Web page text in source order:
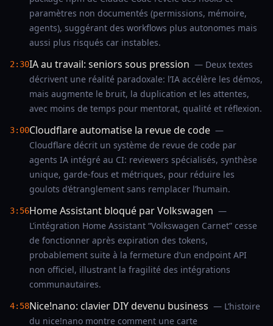
paramètres non documentés (permissions, mémoire,
agents), suggérant des workflows plus autonomes mais
aussi plus risqués car instables.
2:30IA au travail: seniors sous pression — Deux textes
décrivent une réalité paradoxale: l’IA accélère les démos,
mais augmente le bruit, la duplication et les attentes,
avec moins de temps pour mentorat, qualité et réflexion.
3:00Cloudflare automatise la revue de code —
Cloudflare décrit un système de revue de code par
agents IA intégré au CI: reviewers spécialisés, synthèse
unique, garde-fous et métriques, pour réduire les
goulots d’étranglement sans remplacer l’humain.
3:56Home Assistant bloqué par Volkswagen —
L’intégration Home Assistant “Volkswagen Carnet” cesse
de fonctionner après expiration des tokens,
probablement suite à la fermeture d’un endpoint API
non officiel, illustrant la fragilité des intégrations
communautaires.
4:58Nice!nano: clavier DIY devenu business — L’histoire
du nice!nano montre comment une carte